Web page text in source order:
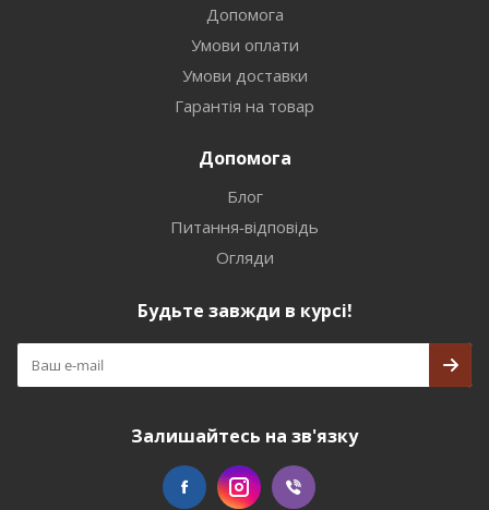
Допомога
Умови оплати
Умови доставки
Гарантія на товар
Допомога
Блог
Питання-відповідь
Огляди
Будьте завжди в курсі!
Залишайтесь на зв'язку